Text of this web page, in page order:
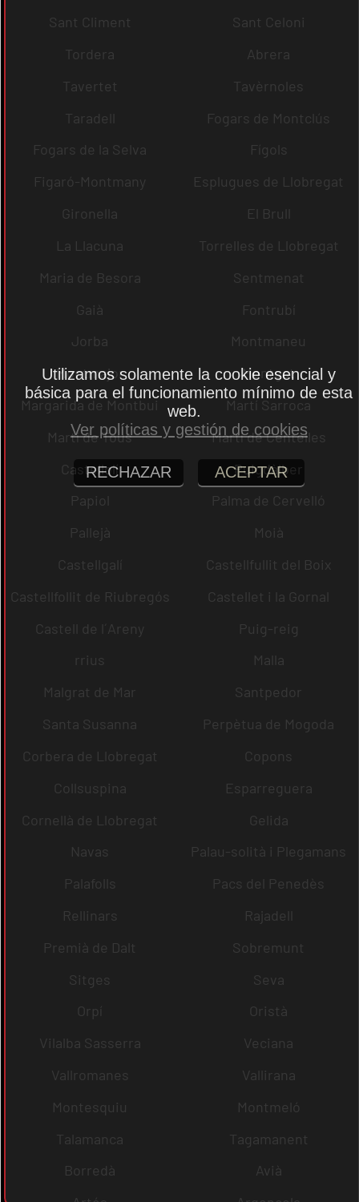
Sant Climent
Sant Celoni
Tordera
Abrera
Tavertet
Tavèrnoles
Taradell
Fogars de Montclús
Fogars de la Selva
Fígols
Figaró-Montmany
Esplugues de Llobregat
Gironella
El Brull
La Llacuna
Torrelles de Llobregat
Maria de Besora
Sentmenat
Gaià
Fontrubí
Jorba
Montmaneu
Montmajor
Montgat
Margarida de Montbui
Martí Sarroca
Martí de Tous
Martí de Centelles
Castellolí
Puigdàlber
Papiol
Palma de Cervelló
Pallejà
Moià
Castellgalí
Castellfullit del Boix
Castellfollit de Riubregós
Castellet i la Gornal
Castell de l´Areny
Puig-reig
rrius
Malla
Malgrat de Mar
Santpedor
Santa Susanna
Perpètua de Mogoda
Corbera de Llobregat
Copons
Collsuspina
Esparreguera
Cornellà de Llobregat
Gelida
Navas
Palau-solità i Plegamans
Palafolls
Pacs del Penedès
Rellinars
Rajadell
Premià de Dalt
Sobremunt
Sitges
Seva
Orpí
Oristà
Vilalba Sasserra
Veciana
Vallromanes
Vallirana
Montesquiu
Montmeló
Talamanca
Tagamanent
Borredà
Avià
Utilizamos solamente la cookie esencial y
básica para el funcionamiento mínimo de esta
web.
Ver políticas y gestión de cookies
RECHAZAR ACEPTAR